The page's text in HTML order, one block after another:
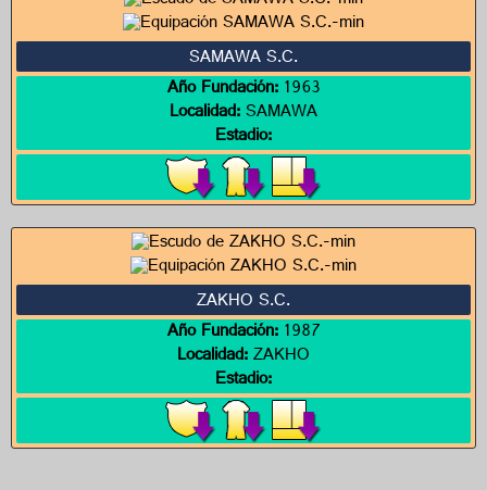
SAMAWA S.C.
Año Fundación:1963
Localidad:SAMAWA
Estadio:
ZAKHO S.C.
Año Fundación:1987
Localidad:ZAKHO
Estadio: